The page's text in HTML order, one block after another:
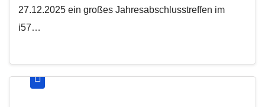
27.12.2025 ein großes Jahresabschlusstreffen im
i57…